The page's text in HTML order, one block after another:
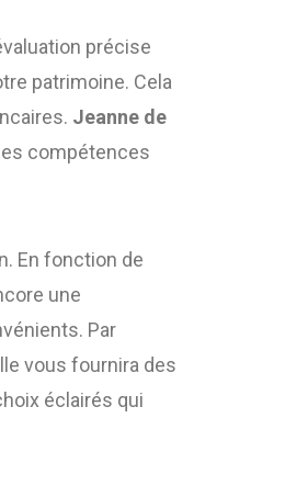
précise
patrimoine. Cela
Jeanne de
compétences
En fonction de
une
Par
vous fournira des
éclairés qui